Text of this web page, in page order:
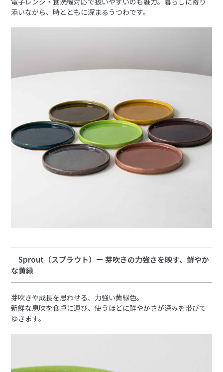
添いながら、時とともに深まるうつわです。
Sprout（スプラウト）ー 芽吹きの力強さを映す、鮮やか
な黄緑
芽吹きや成長を思わせる、力強い黄緑色。
新鮮な息吹を食卓に運び、使うほどに鮮やかさが深みを帯びて
ゆきます。